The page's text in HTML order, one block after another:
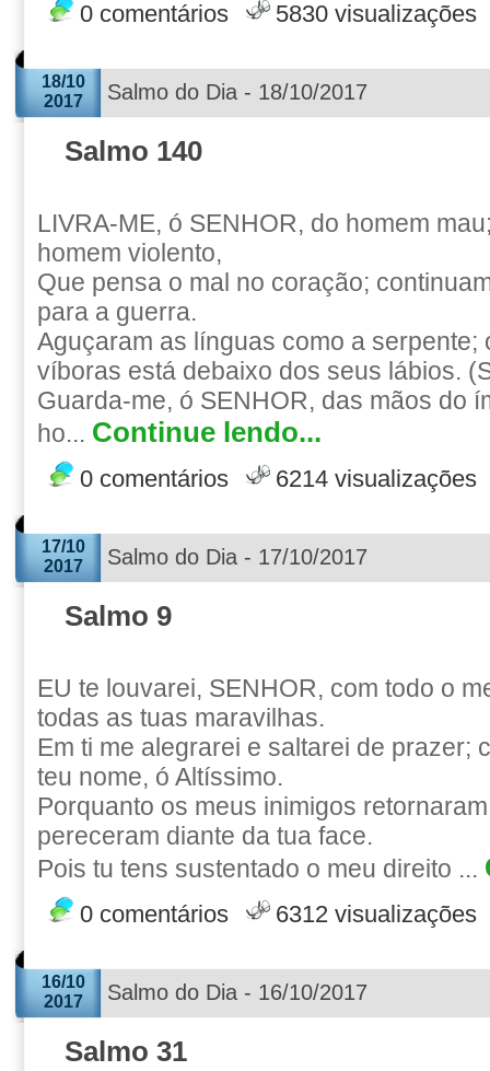
0 comentários 5830 visualizações
18/10
2017
Salmo do Dia - 18/10/2017
Salmo 140
LIVRA-ME, ó SENHOR, do homem
homem violento,
Que pensa o mal no coração;
para a guerra.
Aguçaram as línguas como a serpente;
víboras está debaixo dos seus lábios.
Guarda-me, ó SENHOR, das mãos do
ho... Continue lendo...
0 comentários 6214 visualizações
17/10
2017
Salmo do Dia - 17/10/2017
Salmo 9
EU te louvarei, SENHOR, com todo o
todas as tuas maravilhas.
Em ti me alegrarei e saltarei de prazer;
teu nome, ó Altíssimo.
Porquanto os meus inimigos
pereceram diante da tua face.
Pois tu tens sustentado o meu direito ...
0 comentários 6312 visualizações
16/10
2017
Salmo do Dia - 16/10/2017
Salmo 31